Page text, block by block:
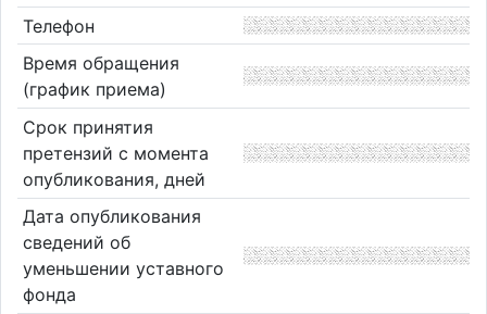
Телефон
Время обращения
(график приема)
Срок принятия
претензий с момента
опубликования, дней
Дата опубликования
сведений об
уменьшении уставного
фонда